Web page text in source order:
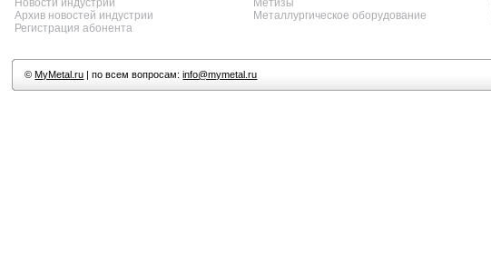
Новости индустрии
Архив новостей индустрии
Регистрация абонента
Метизы
Металлургическое оборудование
©MyMetal.ru | по всем вопросам:info@mymetal.ru